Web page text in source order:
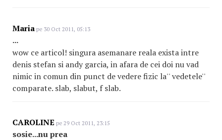
Maria pe 30 Oct 2011, 05:13
...
wow ce articol! singura asemanare reala exista intre
denis stefan si andy garcia, in afara de cei doi nu vad
nimic in comun din punct de vedere fizic la'' vedetele''
comparate. slab, slabut, f slab.
CAROLINE pe 29 Oct 2011, 23:15
sosie...nu prea